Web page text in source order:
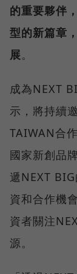
的重要夥伴
型的新篇章
展。
成為NEXT
示，將持續
TAIWAN合
國家新創品
遞NEXT
資和合作機
資者關注
源。